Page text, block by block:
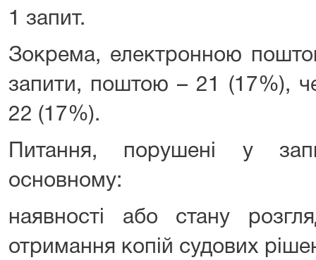
1 запит.
Зокрема, електронною
запити, поштою – 21 (17%),
22 (17%).
Питання, порушені у
основному:
наявності або стану
отримання копій судових